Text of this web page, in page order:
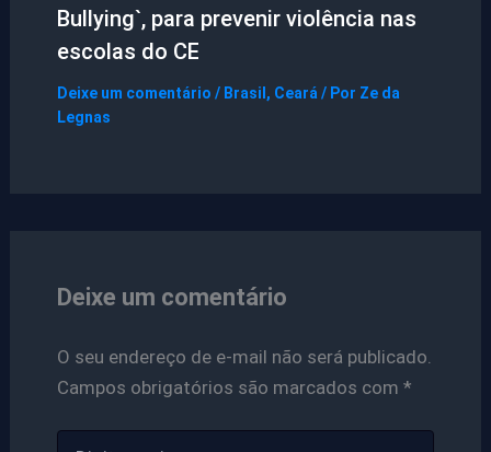
Bullying`, para prevenir violência nas
escolas do CE
Deixe um comentário / Brasil, Ceará / Por Ze da
Legnas
Deixe um comentário
O seu endereço de e-mail não será publicado.
Campos obrigatórios são marcados com *